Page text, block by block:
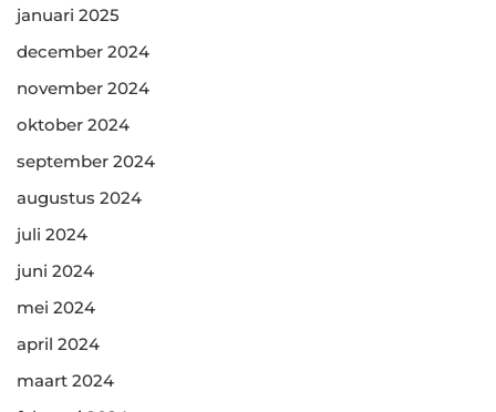
januari 2025
december 2024
november 2024
oktober 2024
september 2024
augustus 2024
juli 2024
juni 2024
mei 2024
april 2024
maart 2024